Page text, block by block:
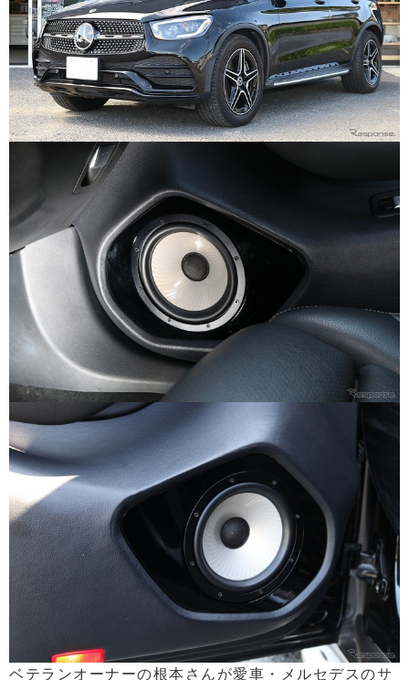
ベテランオーナーの根本さんが愛車・メルセデスのサ